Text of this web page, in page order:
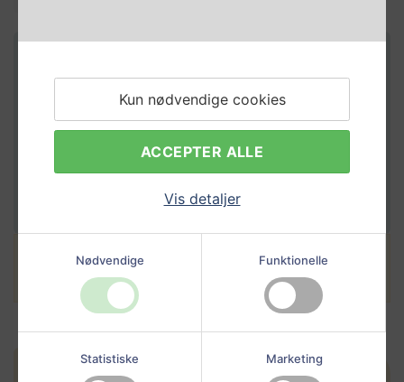
Kun nødvendige cookies
ACCEPTER ALLE
Vis detaljer
Nødvendige Funktionelle
Statistiske Marketing
RENSEKIT
Grundet størrelsen på dette produkt, vil der
automatisk tilføres et pallegebyr i kurven
6.800,00 DKK
(inkl. moms)